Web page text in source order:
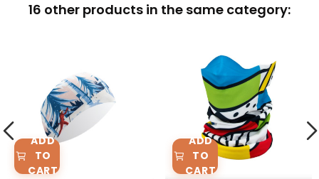
16 other products in the same category:
ADD
TO
CART
ADD
TO
CART